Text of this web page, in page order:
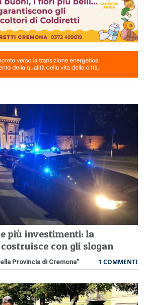
più investimenti: la
con gli slogan
Provincia di Cremona" 1 COMMENTI